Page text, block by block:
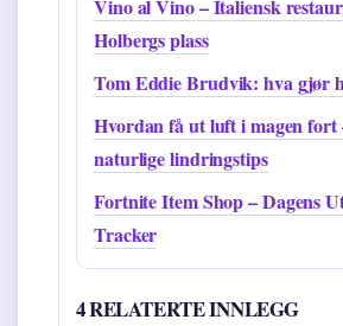
Vino al Vino – Italiensk
Holbergs plass
Tom Eddie Brudvik: hva gjør
Hvordan få ut luft i magen fort
naturlige lindringstips
Fortnite Item Shop – Dagens
Tracker
4 RELATERTE INNLEGG